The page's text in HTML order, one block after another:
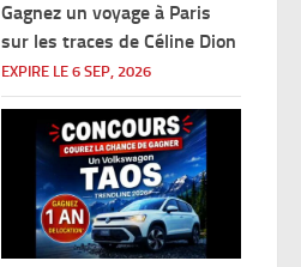
Gagnez un voyage à Paris
sur les traces de Céline Dion
EXPIRE LE 6 SEP, 2026